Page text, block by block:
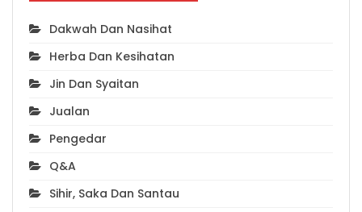
Dakwah Dan Nasihat
Herba Dan Kesihatan
Jin Dan Syaitan
Jualan
Pengedar
Q&A
Sihir, Saka Dan Santau